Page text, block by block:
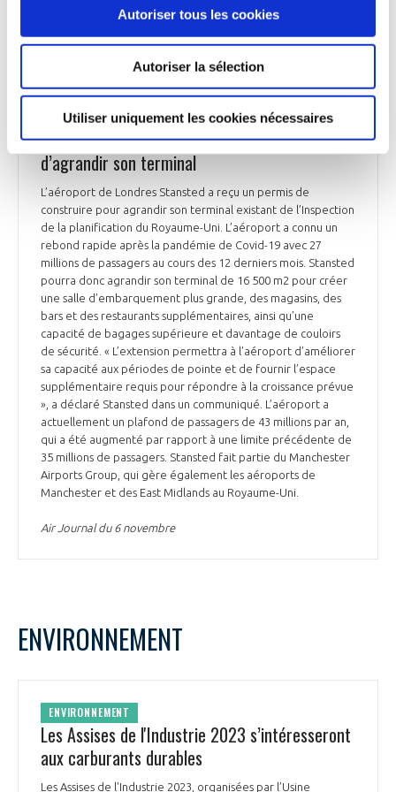
Autoriser tous les cookies
Autoriser la sélection
Utiliser uniquement les cookies nécessaires
AVIATION COMMERCIALE
Londres Stansted obtient l’autorisation
d’agrandir son terminal
L’aéroport de Londres Stansted a reçu un permis de
construire pour agrandir son terminal existant de l’Inspection
de la planification du Royaume-Uni. L’aéroport a connu un
rebond rapide après la pandémie de Covid-19 avec 27
millions de passagers au cours des 12 derniers mois. Stansted
pourra donc agrandir son terminal de 16 500 m2 pour créer
une salle d’embarquement plus grande, des magasins, des
bars et des restaurants supplémentaires, ainsi qu’une
capacité de bagages supérieure et davantage de couloirs
de sécurité. « L’extension permettra à l’aéroport d’améliorer
sa capacité aux périodes de pointe et de fournir l’espace
supplémentaire requis pour répondre à la croissance prévue
», a déclaré Stansted dans un communiqué. L’aéroport a
actuellement un plafond de passagers de 43 millions par an,
qui a été augmenté par rapport à une limite précédente de
35 millions de passagers. Stansted fait partie du Manchester
Airports Group, qui gère également les aéroports de
Manchester et des East Midlands au Royaume-Uni.
Air Journal du 6 novembre
ENVIRONNEMENT
ENVIRONNEMENT
Les Assises de l'Industrie 2023 s’intéresseront
aux carburants durables
Les Assises de l'Industrie 2023, organisées par l’Usine